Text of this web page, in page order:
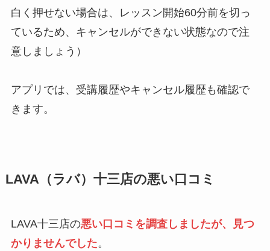
白く押せない場合は、レッスン開始60分前を切っ
ているため、キャンセルができない状態なので注
意しましょう）
アプリでは、受講履歴やキャンセル履歴も確認で
きます。
LAVA（ラバ）十三店の悪い口コミ
LAVA十三店の悪い口コミを調査しましたが、見つ
かりませんでした。